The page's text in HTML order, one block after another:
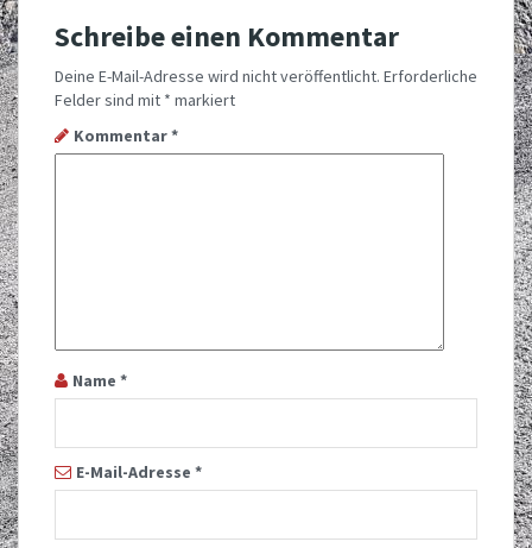
Schreibe einen Kommentar
Deine E-Mail-Adresse wird nicht veröffentlicht. Erforderliche
Felder sind mit * markiert
Kommentar*
Name *
E-Mail-Adresse *